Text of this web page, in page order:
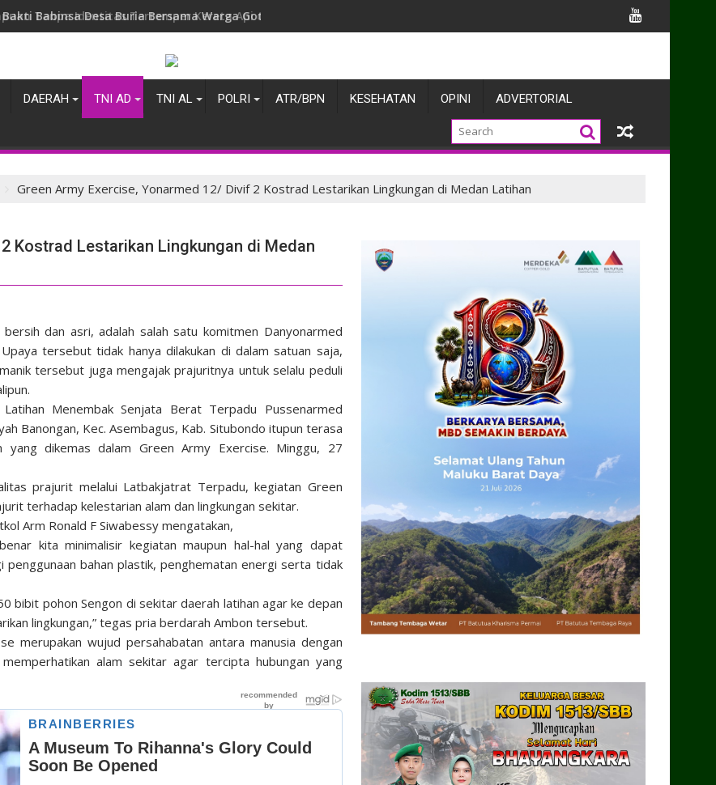
Babinsa Desa Buria Bersama Warga Gotong Royong Bantu Pengecoran Rumah Warga
DAERAH TNI AD TNI AL POLRI ATR/BPN KESEHATAN OPINI ADVERTORIAL
Green Army Exercise, Yonarmed 12/ Divif 2 Kostrad Lestarikan Lingkungan di Medan Latihan
Kostrad Lestarikan Lingkungan di Medan
dan asri, adalah salah satu komitmen Danyonarmed
tersebut tidak hanya dilakukan di dalam satuan saja,
tersebut juga mengajak prajuritnya untuk selalu peduli
Menembak Senjata Berat Terpadu Pussenarmed
Banongan, Kec. Asembagus, Kab. Situbondo itupun terasa
dikemas dalam Green Army Exercise. Minggu, 27
prajurit melalui Latbakjatrat Terpadu, kegiatan Green
terhadap kelestarian alam dan lingkungan sekitar.
Arm Ronald F Siwabessy mengatakan,
kita minimalisir kegiatan maupun hal-hal yang dapat
penggunaan bahan plastik, penghematan energi serta tidak
bibit pohon Sengon di sekitar daerah latihan agar ke depan
lingkungan,” tegas pria berdarah Ambon tersebut.
merupakan wujud persahabatan antara manusia dengan
alam sekitar agar tercipta hubungan yang